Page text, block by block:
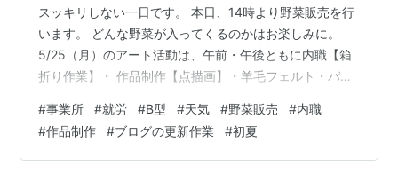
スッキリしない一日です。 本日、14時より野菜販売を行
います。 どんな野菜が入ってくるのかはお楽しみに。
5/25（月）のアート活動は、午前・午後ともに内職【箱
折り作業】・ 作品制作【点描画】・羊毛フェルト・パソ
かたと仕事しています。 少しずつ北海道も春が過ぎ、
【初夏】のさわやかな季節となってきました。 お天気が
良い日には、近くの公園などへ散歩したくなりますね。
#事業所 #就労 #B型 #天気 #野菜販売 #内職
#作品制作 #ブログの更新作業 #初夏